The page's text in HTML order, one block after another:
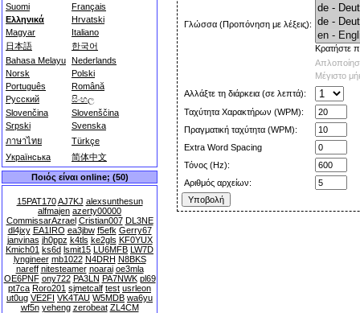
Suomi
Français
Ελληνικά
Hrvatski
Magyar
Italiano
日本語
한국어
Bahasa Melayu Nederlands
Norsk
Polski
Português
Română
Русский
සිංහල
Slovenčina
Slovenščina
Srpski
Svenska
ภาษาไทย
Türkçe
Українська
简体中文
Ποιός είναι online; (50)
15PAT170 AJ7KJ alexsunthesun
alfmajen azerty00000
CommissarAzrael Cristian007 DL3NE
dl4jxy EA1IRO ea3jbw f5efk Gerry67
janvinas jh0ppz k4tls ke2gls KF0YUX
Kmich01 ks6d lsmit15 LU6MFB LW7D
lyngineer mb1022 N4DRH N8BKS
nareff nitesteamer noarai oe3mla
OE6PNF ony722 PA3LN PA7NWK pl69
pt7ca Roro201 sjmetcalf test usrleon
ut0ug VE2FI VK4TAU W5MDB wa6yu
wf5n yeheng zerobeat ZL4CM
Γλώσσα (Προπόνηση με λέξεις):
Κρατήστε
Μέγιστο
Αλλάξτε τη διάρκεια (σε λεπτά):
Ταχύτητα Χαρακτήρων (WPM):
Πραγματική ταχύτητα (WPM):
Extra Word Spacing
Τόνος (Hz):
Αριθμός αρχείων: